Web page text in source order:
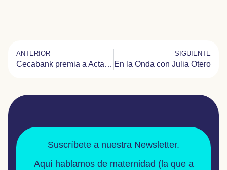
ANTERIOR
Cecabank premia a Actays en su VII edición de su programa solidario «Tú Eliges»
SIGUIENTE
En la Onda con Julia Otero
Suscríbete a nuestra Newsletter.
Aquí hablamos de maternidad (la que a